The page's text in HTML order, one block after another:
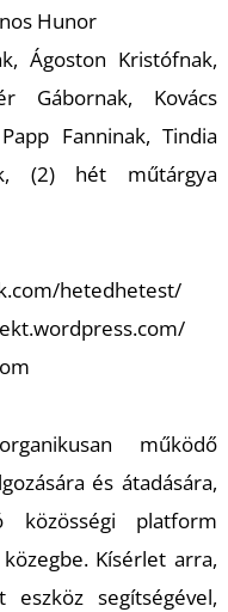
Hunor
Ágoston Kristófnak,
Gábornak, Kovács
Fanninak, Tindia
(2) hét műtárgya
hetedhetest/
működő
és átadására,
közösségi platform
Kísérlet arra,
segítségével,